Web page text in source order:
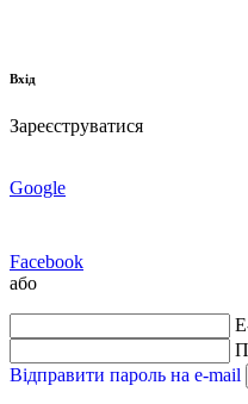
Вхід
Зареєструватися
Google
Facebook
або
Відправити пароль на e-mail